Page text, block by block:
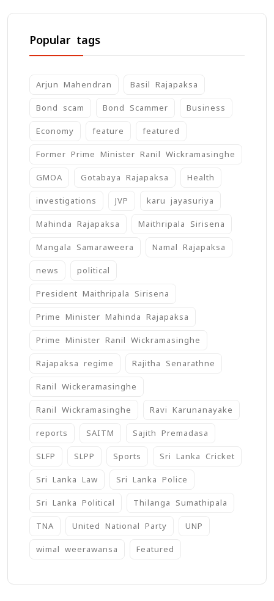
Popular tags
Arjun Mahendran Basil Rajapaksa
Bond scam Bond Scammer Business
Economy feature featured
Former Prime Minister Ranil Wickramasinghe
GMOA Gotabaya Rajapaksa Health
investigations JVP karu jayasuriya
Mahinda Rajapaksa Maithripala Sirisena
Mangala Samaraweera Namal Rajapaksa
news political
President Maithripala Sirisena
Prime Minister Mahinda Rajapaksa
Prime Minister Ranil Wickramasinghe
Rajapaksa regime Rajitha Senarathne
Ranil Wickeramasinghe
Ranil Wickramasinghe Ravi Karunanayake
reports SAITM Sajith Premadasa
SLFP SLPP Sports Sri Lanka Cricket
Sri Lanka Law Sri Lanka Police
Sri Lanka Political Thilanga Sumathipala
TNA United National Party UNP
wimal weerawansa ‍Featured